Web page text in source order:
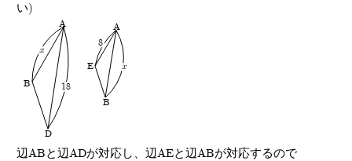
い)
A
B
D
E
A
B
x
x
8
18
辺ABと辺ADが対応し、辺AEと辺ABが対応するので